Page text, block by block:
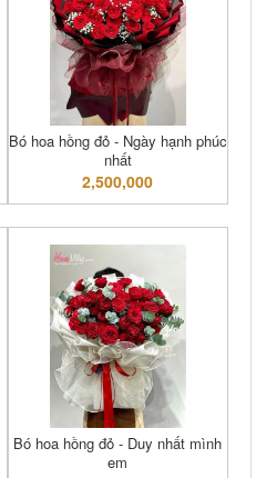
Bó hoa hồng đỏ - Ngày hạnh phúc
nhất
2,500,000
Bó hoa hồng đỏ - Duy nhất mình
em